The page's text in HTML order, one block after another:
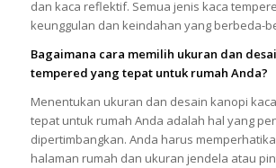
dan kaca reflektif. Semua jenis kaca
keunggulan dan keindahan yang berbeda-
Bagaimana cara memilih ukuran dan
tempered yang tepat untuk rumah Anda?
Menentukan ukuran dan desain kanopi
tepat untuk rumah Anda adalah hal yang
dipertimbangkan. Anda harus
halaman rumah dan ukuran jendela atau